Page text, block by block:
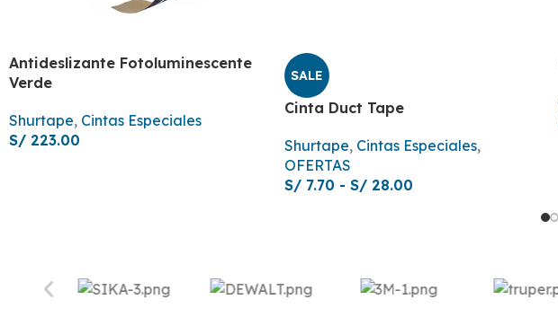
Antideslizante Fotoluminescente
Verde
Shurtape, Cintas Especiales
S/ 223.00
SALE
Cinta Duct Tape
Shurtape, Cintas Especiales,
OFERTAS
S/7.70 - S/28.00